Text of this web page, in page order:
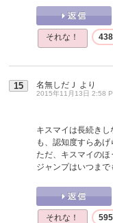
それな！ 438
15 名無しだＪ より
2015年11月13日 2:58
キスマイは長続き
も、認知度すらあ
ただ、キスマイのほ
ジャンプはいつまで
それな！ 595